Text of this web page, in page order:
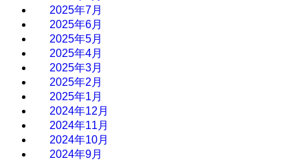
2025年7月
2025年6月
2025年5月
2025年4月
2025年3月
2025年2月
2025年1月
2024年12月
2024年11月
2024年10月
2024年9月